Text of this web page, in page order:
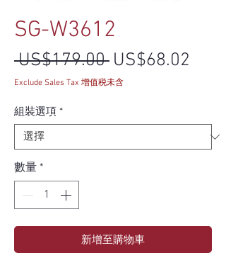
SG-W3612
US$179.00 一般價格
US$68.02
Exclude Sales Tax 增值税未含
組裝選項 *
數量 *
新增至購物車